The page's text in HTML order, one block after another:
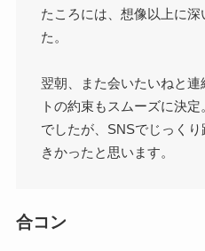
たころには、想像以上に
た。
翌朝、また会いたいねと
トの約束もスムーズに決
でしたが、SNSでじっく
きかったと思います。 ​
合コン